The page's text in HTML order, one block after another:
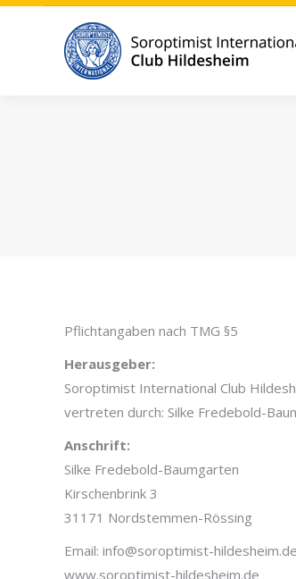
Pflichtangaben nach TMG §5
Herausgeber:
Soroptimist International Club
vertreten durch: Silke Fredebold-
Anschrift:
Silke Fredebold-Baumgarten
Kirschenbrink 3
31171 Nordstemmen-Rössing
Email: info@soroptimist-hildesheim.de
www.soroptimist-hildesheim.de